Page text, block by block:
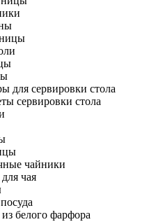
для сервировки стола
сервировки стола
чайники
чая
белого фарфора